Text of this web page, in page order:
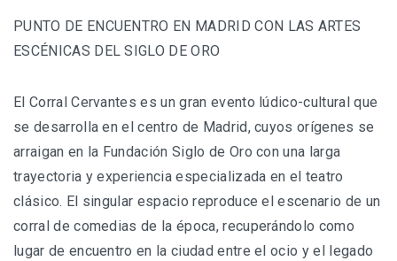
PUNTO DE ENCUENTRO EN MADRID CON LAS ARTES
ESCÉNICAS DEL SIGLO DE ORO
El Corral Cervantes es un gran evento lúdico-cultural que
se desarrolla en el centro de Madrid, cuyos orígenes se
arraigan en la Fundación Siglo de Oro con una larga
trayectoria y experiencia especializada en el teatro
clásico. El singular espacio reproduce el escenario de un
corral de comedias de la época, recuperándolo como
lugar de encuentro en la ciudad entre el ocio y el legado